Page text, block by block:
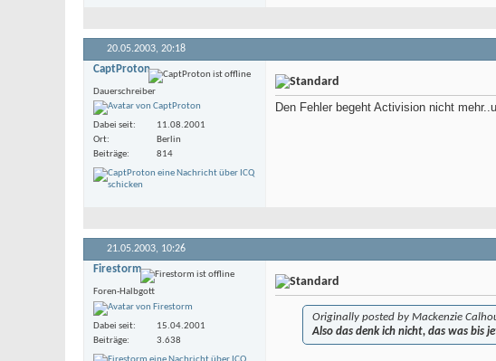
20.05.2003, 20:18
CaptProton
Dauerschreiber
Dabei seit
11.08.2001
Ort
Berlin
Beiträge
814
Den Fehler begeht Activision nicht
21.05.2003, 10:26
Firestorm
Foren-Halbgott
Dabei seit
15.04.2001
Beiträge
3.638
Originally posted by Mackenzie
Also das denk ich nicht, das was bis